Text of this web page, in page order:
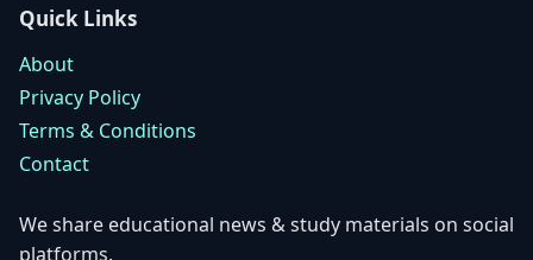
Quick Links
About
Privacy Policy
Terms & Conditions
Contact
We share educational news & study materials on social
platforms.